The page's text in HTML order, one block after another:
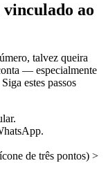
ao
talvez queira
— especialmente
estes passos
de três pontos) >